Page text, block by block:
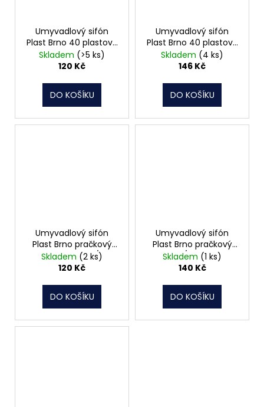
Umyvadlový sifón
Plast Brno 40 plastová
miska zátka EU0P342
Skladem (>5 ks)
120 Kč
DO KOŠÍKU
Umyvadlový sifón
Plast Brno 40 plastová
miska, pračkový vývod,
zátka EU1P342
Skladem (4 ks)
146 Kč
DO KOŠÍKU
Umyvadlový sifón
Plast Brno pračkový
vývod 40 40 5/4"
EM15340
Skladem (2 ks)
120 Kč
DO KOŠÍKU
Umyvadlový sifón
Plast Brno pračkový
vývod 50/40 manžeta
6/4" EM16455
Skladem (1 ks)
140 Kč
DO KOŠÍKU